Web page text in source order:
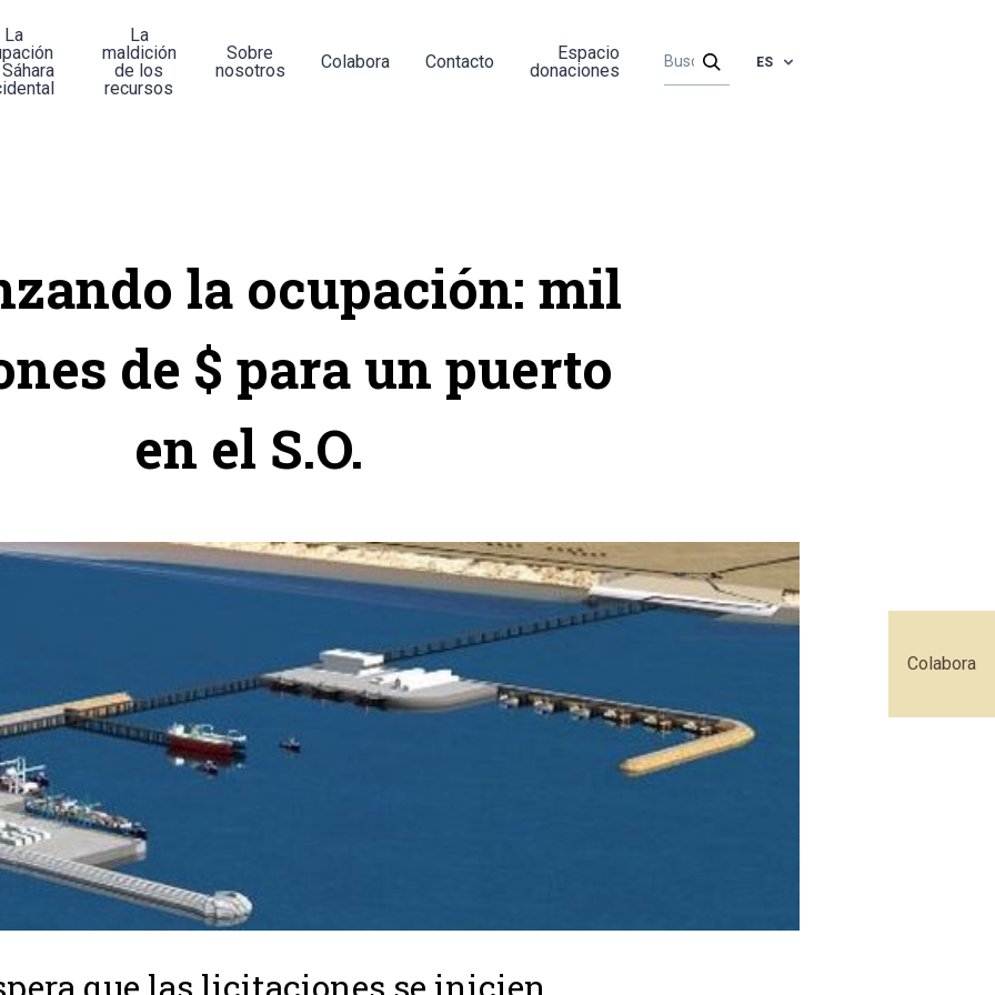
Colabora
La
La
maldición
de los
recursos
Sobre
nosotros
Colabora Contacto
Espacio
donaciones
ES
la ocupación: mil
de $ para un puerto
en el S.O.
que las licitaciones se inicien